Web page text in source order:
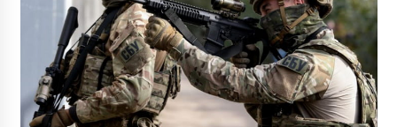
“Разница огромна”: Терентьев и Кличко
оценили ремонт в киевском роддоме
7 років ago
СБУ проводить обшуки в офісі
“Київводоканалу”